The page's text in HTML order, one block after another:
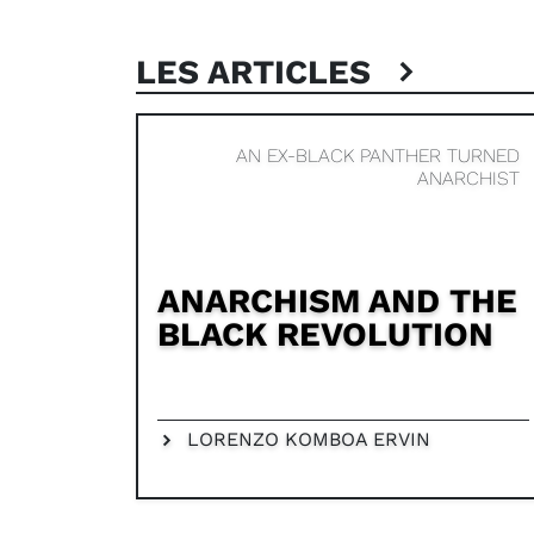
LES ARTICLES
AN EX-BLACK PANTHER TURNED
ANARCHIST
ANARCHISM AND THE
BLACK REVOLUTION
LORENZO KOMBOA ERVIN